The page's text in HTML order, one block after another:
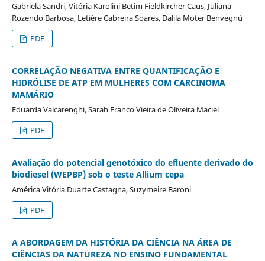
Gabriela Sandri, Vitória Karolini Betim Fieldkircher Caus, Juliana
Rozendo Barbosa, Letiére Cabreira Soares, Dalila Moter Benvegnú
PDF
CORRELAÇÃO NEGATIVA ENTRE QUANTIFICAÇÃO E
HIDRÓLISE DE ATP EM MULHERES COM CARCINOMA
MAMÁRIO
Eduarda Valcarenghi, Sarah Franco Vieira de Oliveira Maciel
PDF
Avaliação do potencial genotóxico do efluente derivado do
biodiesel (WEPBP) sob o teste Allium cepa
América Vitória Duarte Castagna, Suzymeire Baroni
PDF
A ABORDAGEM DA HISTÓRIA DA CIÊNCIA NA ÁREA DE
CIÊNCIAS DA NATUREZA NO ENSINO FUNDAMENTAL